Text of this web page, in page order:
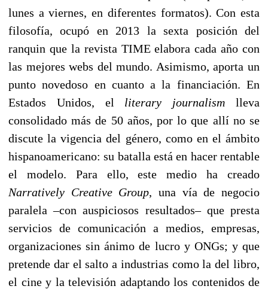
lunes a viernes, en diferentes formatos). Con esta
filosofía, ocupó en 2013 la sexta posición del
ranquin que la revista TIME elabora cada año con
las mejores webs del mundo. Asimismo, aporta un
punto novedoso en cuanto a la financiación. En
Estados Unidos, el literary journalism lleva
consolidado más de 50 años, por lo que allí no se
discute la vigencia del género, como en el ámbito
hispanoamericano: su batalla está en hacer rentable
el modelo. Para ello, este medio ha creado
Narratively Creative Group, una vía de negocio
paralela –con auspiciosos resultados– que presta
servicios de comunicación a medios, empresas,
organizaciones sin ánimo de lucro y ONGs; y que
pretende dar el salto a industrias como la del libro,
el cine y la televisión adaptando los contenidos de